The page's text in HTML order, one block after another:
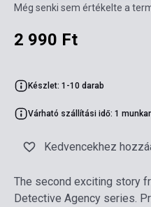
Még senki sem értékelte a
2 990 Ft
Készlet: 1-10 darab
Várható szállítási idő: 1
Kedvencekhez
The second exciting story
Detective Agency series.